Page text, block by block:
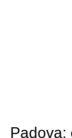
Padova: